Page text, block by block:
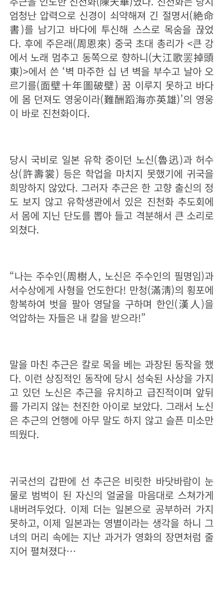
엄청난 압력으로 신경이 쇠약해져 긴 절명서(絶命
書)를 남기고 바다에 투신해 스스로 목숨을 끊었
다. 후에 주은래(周恩來) 중국 초대 총리가 <큰 강
에서 노래 멈추고 동쪽으로 향하니(大江歌罢掉頭
東)>에서 쓴 ‘벽 마주한 십 년 벽을 부수고 날아 오
르기를(面壁十年圖破壁) 꿈 이루지 못하고 바다
에 몸 던져도 영웅이라(難酬蹈海亦英雄)’의 영웅
이 바로 진천화이다.
당시 국비로 일본 유학 중이던 노신(魯迅)과 허수
상(許壽裳) 등은 학업을 마치지 못했기에 귀국을
희망하지 않았다. 그러자 추근은 한 고향 출신의 정
도 보지 않고 유학생관에서 있은 진천화 추도회에
서 몸에 지닌 단도를 뽑아 들고 격분해서 큰 소리로
외쳤다.
“나는 주수인(周樹人, 노신은 주수인의 필명임)과
서수상에게 사형을 언도한다! 만청(滿淸)의 횡포에
항복하여 벗을 팔아 영달을 구하며 한인(漢人)을
억압하는 자들은 내 칼을 받으라!”
말을 마친 추근은 칼로 목을 베는 과장된 동작을 했
다. 이런 상징적인 동작에 당시 성숙된 사상을 가지
고 있던 노신은 추근을 유치하고 급진적이며 앞뒤
를 가리지 않는 천진한 아이로 보았다. 그래서 노신
은 추근의 언행에 아무 말도 하지 않고 슬픈 미소만
띄웠다.
귀국선의 갑판에 선 추근은 비릿한 바닷바람이 눈
물로 범벅이 된 자신의 얼굴을 마음대로 스쳐가게
내버려두었다. 이제 더는 일본으로 공부하러 가지
못하고, 이제 일본과는 영별이라는 생각을 하니 그
녀의 머리 속에는 지난 과거가 영화의 장면처럼 줄
지어 펼쳐졌다…